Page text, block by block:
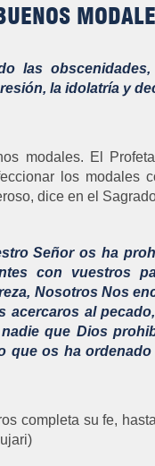
las
la idolatría y
modales. El
los modales
dice en el
Señor os ha
con vuestros
Nosotros Nos
acercaros al
que Dios
que os ha ordenado
completa su fe,